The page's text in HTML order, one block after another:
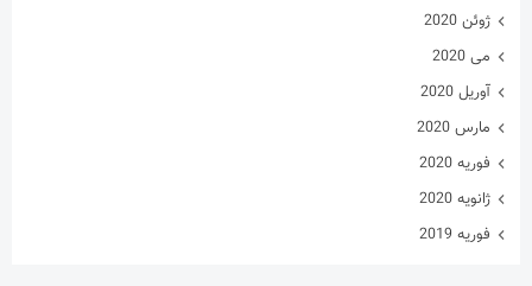
ژوئن 2020
می 2020
آوریل 2020
مارس 2020
فوریه 2020
ژانویه 2020
فوریه 2019